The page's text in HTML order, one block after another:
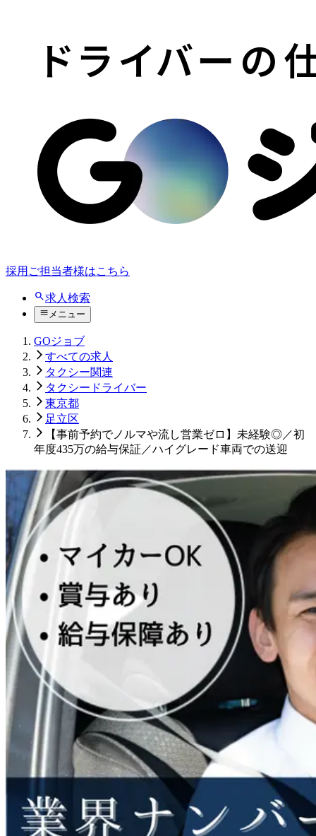
採用ご担当者様はこちら
求人検索
メニュー
GOジョブ
すべての求人
タクシー関連
タクシードライバー
東京都
足立区
【事前予約でノルマや流し営業ゼロ】未経験◎／初
年度435万の給与保証／ハイグレード車両での送迎